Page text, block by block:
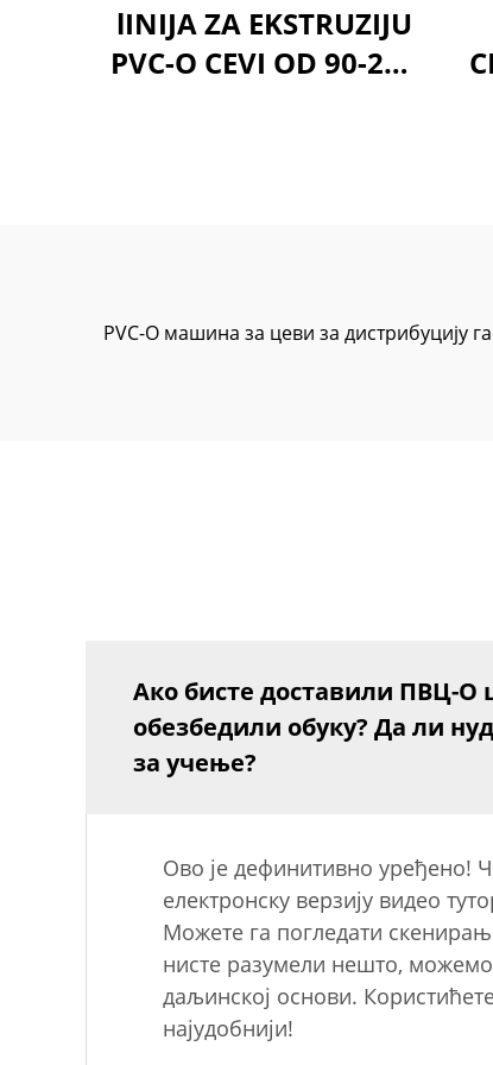
lINIJA ZA EKSTRUZIJU
PVC-O CEVI OD 90-250
PVC-O машина за цеви за дистрибуцију
Ако бисте доставили ПВЦ-О
обезбедили обуку? Да ли
за учење?
Ово је дефинитивно уређено!
електронску верзију видео
Можете га погледати
нисте разумели нешто, можемо
даљинској основи.
најудобнији!